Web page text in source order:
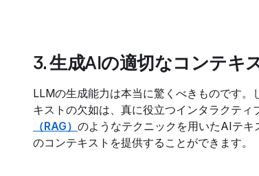
3. 生成AIの適切なコンテキ
LLMの生成能力は本当に驚くべきものです
キストの欠如は、真に役立つインタラクティ
（RAG） のようなテクニックを用いたAIテ
のコンテキストを提供することができます。